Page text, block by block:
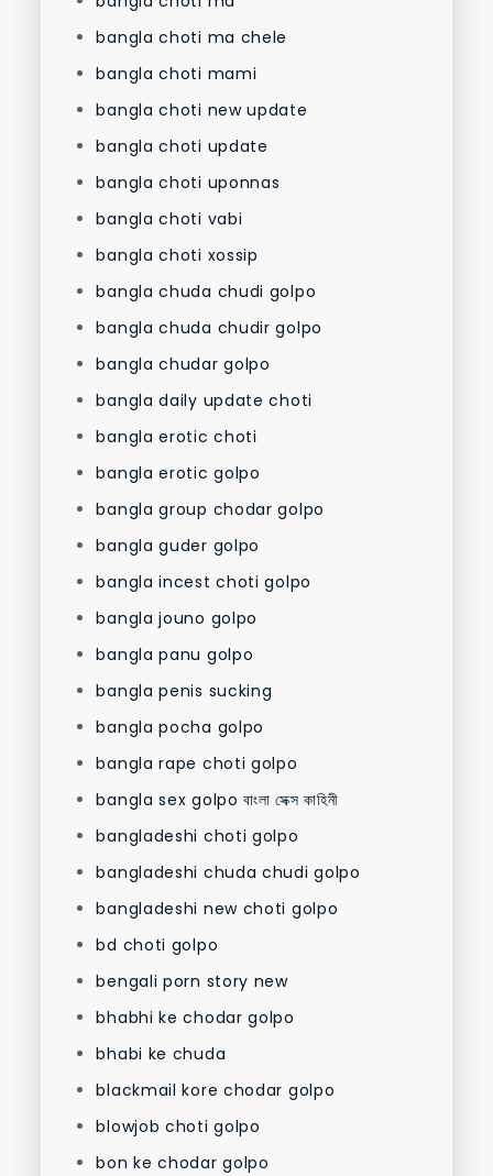
bangla choti ma chele
bangla choti mami
bangla choti new update
bangla choti update
bangla choti uponnas
bangla choti vabi
bangla choti xossip
bangla chuda chudi golpo
bangla chuda chudir golpo
bangla chudar golpo
bangla daily update choti
bangla erotic choti
bangla erotic golpo
bangla group chodar golpo
bangla guder golpo
bangla incest choti golpo
bangla jouno golpo
bangla panu golpo
bangla penis sucking
bangla pocha golpo
bangla rape choti golpo
bangla sex golpo বাংলা সেক্স কাহিনী
bangladeshi choti golpo
bangladeshi chuda chudi golpo
bangladeshi new choti golpo
bd choti golpo
bengali porn story new
bhabhi ke chodar golpo
bhabi ke chuda
blackmail kore chodar golpo
blowjob choti golpo
bon ke chodar golpo